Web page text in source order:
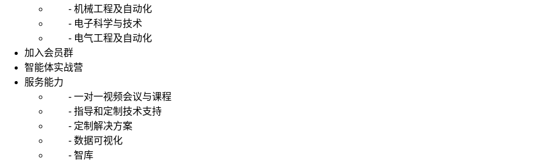
- 机械工程及自动化
- 电子科学与技术
- 电气工程及自动化
加入会员群
智能体实战营
服务能力
- 一对一视频会议与课程
- 指导和定制技术支持
- 定制解决方案
- 数据可视化
- 智库